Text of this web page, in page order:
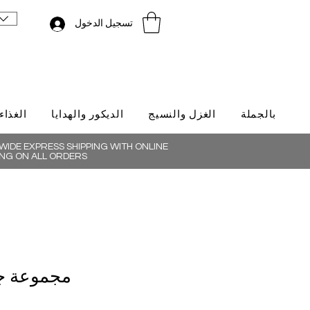
تسجيل الدخول
الديكور والهدايا الغزل والنسيج بالجملة
EXPRESS SHIPPING WITH ONLINE
ON ALL ORDERS
مجموعة